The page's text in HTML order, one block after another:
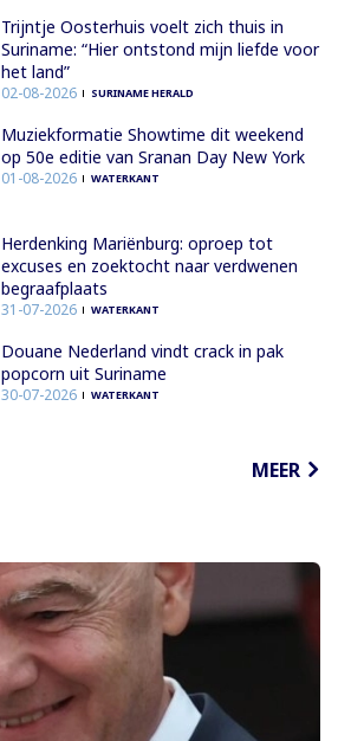
Trijntje Oosterhuis voelt zich thuis in
Suriname: “Hier ontstond mijn liefde voor
het land”
02-08-2026 SURINAME HERALD
Muziekformatie Showtime dit weekend
op 50e editie van Sranan Day New York
01-08-2026 WATERKANT
Herdenking Mariënburg: oproep tot
excuses en zoektocht naar verdwenen
begraafplaats
31-07-2026 WATERKANT
Douane Nederland vindt crack in pak
popcorn uit Suriname
30-07-2026 WATERKANT
MEER